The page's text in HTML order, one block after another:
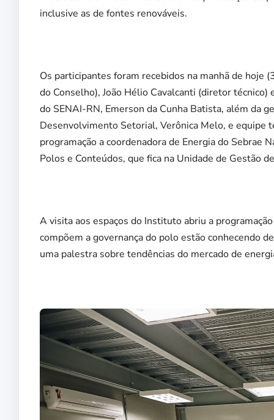
inclusive as de fontes renováveis.
Os participantes foram recebidos na manhã de hoje
do Conselho), João Hélio Cavalcanti (diretor
do SENAI-RN, Emerson da Cunha Batista, além da
Desenvolvimento Setorial, Verônica Melo, e equipe
programação a coordenadora de Energia do Sebrae
Polos e Conteúdos, que fica na Unidade de Gestão
A visita aos espaços do Instituto abriu a
compõem a governança do polo estão conhecendo
uma palestra sobre tendências do mercado de